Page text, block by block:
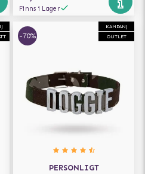
Finns i Lager
KAMPANJ
OUTLET
-70%
PERSONLIGT